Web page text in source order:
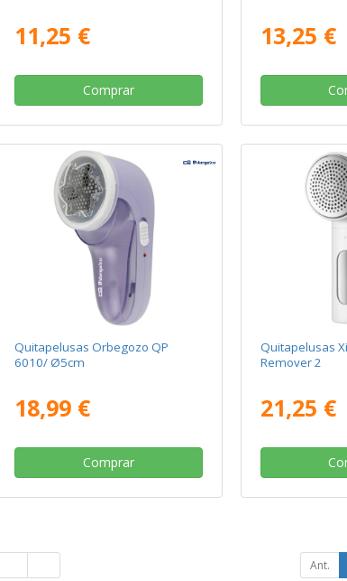
11,25 €
Comprar
13,25 €
Quitapelusas Orbegozo QP
6010/ Ø5cm
18,99 €
Comprar
Quitapelusas
Remover 2
21,25 €
Ant.